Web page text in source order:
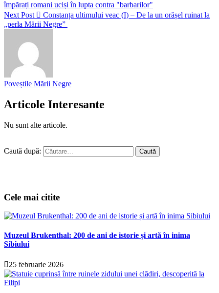
împărați romani uciși în lupta contra "barbarilor"
Next Post
Constanța ultimului veac (I) – De la un orășel ruinat la
„perla Mării Negre”
Poveștile Mării Negre
Articole Interesante
Nu sunt alte articole.
Caută după:
Cele mai citite
Muzeul Brukenthal: 200 de ani de istorie și artă în inima
Sibiului
25 februarie 2026